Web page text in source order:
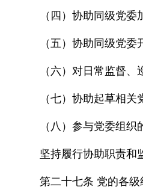
（四）协助同级党
（五）协助同级党委
（六）对日常监督
（七）协助起草相关
（八）参与党委组织
坚持履行协助职责和
第二十七条 党的各